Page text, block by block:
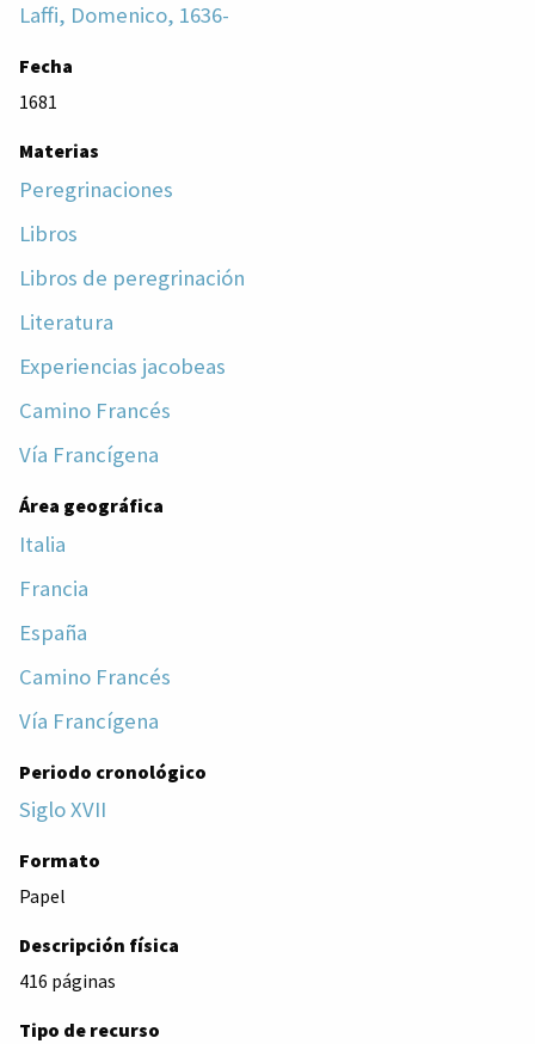
Laffi, Domenico, 1636-
Fecha
1681
Materias
Peregrinaciones
Libros
Libros de peregrinación
Literatura
Experiencias jacobeas
Camino Francés
Vía Francígena
Área geográfica
Italia
Francia
España
Camino Francés
Vía Francígena
Periodo cronológico
Siglo XVII
Formato
Papel
Descripción física
416 páginas
Tipo de recurso